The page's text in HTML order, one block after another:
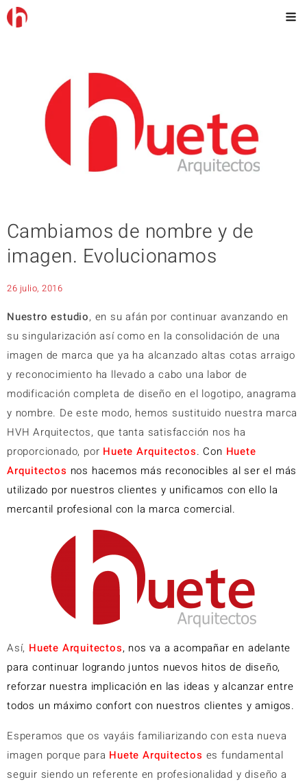
Cambiamos de nombre y de
imagen. Evolucionamos
26 julio, 2016
Nuestro estudio, en su afán por continuar avanzando en
su singularización así como en la consolidación de una
imagen de marca que ya ha alcanzado altas cotas arraigo
y reconocimiento ha llevado a cabo una labor de
modificación completa de diseño en el logotipo, anagrama
y nombre. De este modo, hemos sustituido nuestra marca
HVH Arquitectos, que tanta satisfacción nos ha
proporcionado, por Huete Arquitectos. Con Huete
Arquitectos nos hacemos más reconocibles al ser el más
utilizado por nuestros clientes y unificamos con ello la
mercantil profesional con la marca comercial.
Así, Huete Arquitectos, nos va a acompañar en adelante
para continuar logrando juntos nuevos hitos de diseño,
reforzar nuestra implicación en las ideas y alcanzar entre
todos un máximo confort con nuestros clientes y amigos.
Esperamos que os vayáis familiarizando con esta nueva
imagen porque para Huete Arquitectos es fundamental
seguir siendo un referente en profesionalidad y diseño a